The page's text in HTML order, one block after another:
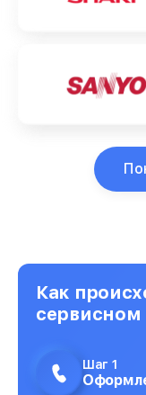
Как
сервисном
Шаг 1